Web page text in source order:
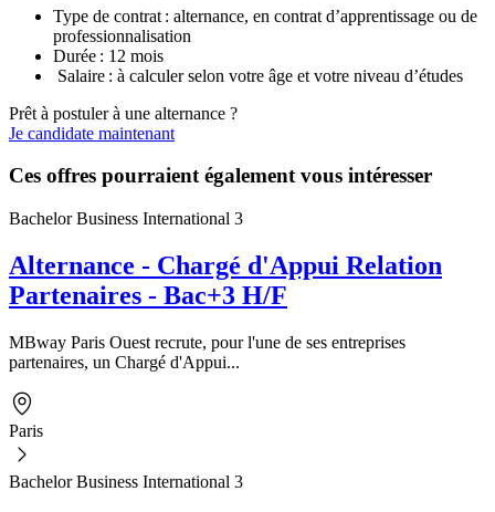
Type de contrat : alternance, en contrat d’apprentissage ou de
professionnalisation
Durée : 12 mois
Salaire : à calculer selon votre âge et votre niveau d’études
Prêt à postuler à une alternance ?
Je candidate maintenant
Ces offres pourraient également vous intéresser
Bachelor Business International 3
Alternance - Chargé d'Appui Relation
Partenaires - Bac+3 H/F
MBway Paris Ouest recrute, pour l'une de ses entreprises
partenaires, un Chargé d'Appui...
Paris
Bachelor Business International 3